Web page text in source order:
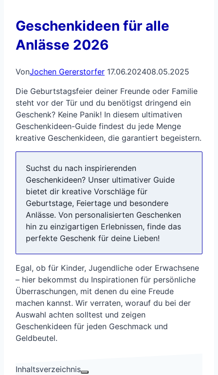
Geschenkideen für alle
Anlässe 2026
VonJochen Gererstorfer 17.06.202408.05.2025
Die Geburtstagsfeier deiner Freunde oder Familie
steht vor der Tür und du benötigst dringend ein
Geschenk? Keine Panik! In diesem ultimativen
Geschenkideen-Guide findest du jede Menge
kreative Geschenkideen, die garantiert begeistern.
Suchst du nach inspirierenden
Geschenkideen? Unser ultimativer Guide
bietet dir kreative Vorschläge für
Geburtstage, Feiertage und besondere
Anlässe. Von personalisierten Geschenken
hin zu einzigartigen Erlebnissen, finde das
perfekte Geschenk für deine Lieben!
Egal, ob für Kinder, Jugendliche oder Erwachsene
– hier bekommst du Inspirationen für persönliche
Überraschungen, mit denen du eine Freude
machen kannst. Wir verraten, worauf du bei der
Auswahl achten solltest und zeigen
Geschenkideen für jeden Geschmack und
Geldbeutel.
Inhaltsverzeichnis